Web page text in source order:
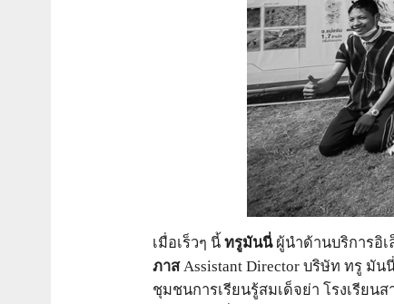
เมื่อเร็วๆ นี้ ทรูมันนี่ผู้นำด้านบริการอิเ
ภาสAssistant Director บริษัท ทรู มั
ชุมชนการเรียนรู้สมเด็จย่า โรงเรีย